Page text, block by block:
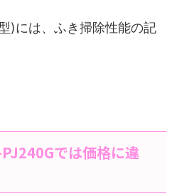
)には、ふき掃除性能の記
では価格に違